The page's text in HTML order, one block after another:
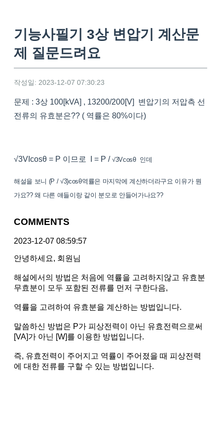
기능사필기 3상 변압기 계산문
제 질문드려요
작성일: 2023-12-07 07:30:23
문제 : 3상 100[kVA] , 13200/200[V] 변압기의 저압측 선
전류의 유효분은?? ( 역률은 80%이다)
√3VIcosθ = P 이므로 I = P / √3Vcosθ 인데
해설을 보니 (P /√3)cosθ역률은 마지막에 계산하더라구요 이유가 뭔
가요?? 왜 다른 얘들이랑 같이 분모로 안들어가나요??
COMMENTS
2023-12-07 08:59:57
안녕하세요, 회원님
해설에서의 방법은 처음에 역률을 고려하지않고 유효분
무효분이 모두 포함된 전류를 먼저 구한다음,
역률을 고려하여 유효분을 계산하는 방법입니다.
말씀하신 방법은 P가 피상전력이 아닌 유효전력으로써
[VA]가 아닌 [W]를 이용한 방법입니다.
즉, 유효전력이 주어지고 역률이 주어졌을 때 피상전력
에 대한 전류를 구할 수 있는 방법입니다.